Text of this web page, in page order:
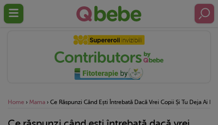
Home › Mama › Ce Răspunzi Când Ești Întrebată Dacă Vrei Copii Și Tu Deja Ai